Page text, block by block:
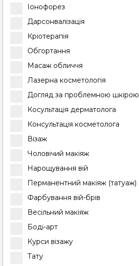
Іонофорез
Дарсонвалізація
Кріотерапія
Обгортання
Масаж обличчя
Лазерна косметологія
Догляд за проблемною шкірою
Косультація дерматолога
Консультація косметолога
Візаж
Чоловічий макіяж
Нарощування вій
Перманентний макіяж (татуаж)
Фарбування вій-брів
Весільний макіяж
Боді-арт
Курси візажу
Тату